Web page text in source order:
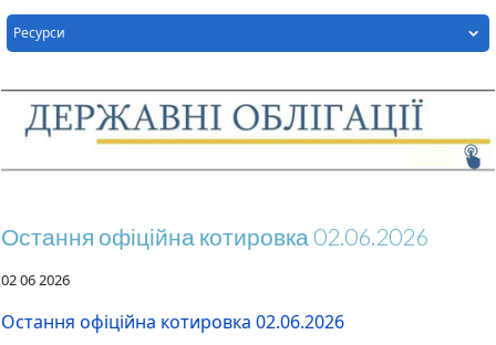
Ресурси
Остання офіційна котировка 02.06.2026
02 06 2026
Остання офіційна котировка 02.06.2026